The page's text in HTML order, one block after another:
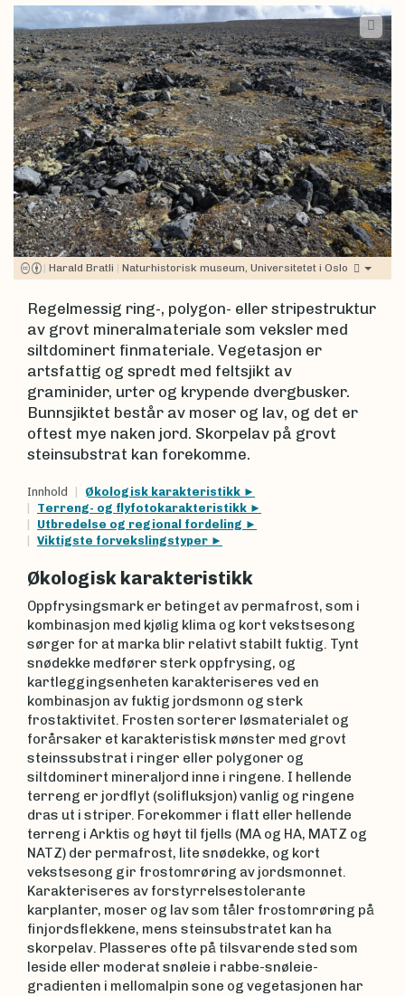
| Harald Bratli | Naturhistorisk museum, Universitetet i Oslo
Regelmessig ring-, polygon- eller stripestruktur
av grovt mineralmateriale som veksler med
siltdominert finmateriale. Vegetasjon er
artsfattig og spredt med feltsjikt av
graminider, urter og krypende dvergbusker.
Bunnsjiktet består av moser og lav, og det er
oftest mye naken jord. Skorpelav på grovt
steinsubstrat kan forekomme.
Innhold
Økologisk karakteristikk
Terreng- og flyfotokarakteristikk
Utbredelse og regional fordeling
Viktigste forvekslingstyper
Økologisk karakteristikk
Oppfrysingsmark er betinget av permafrost, som i
kombinasjon med kjølig klima og kort vekstsesong
sørger for at marka blir relativt stabilt fuktig. Tynt
snødekke medfører sterk oppfrysing, og
kartleggingsenheten karakteriseres ved en
kombinasjon av fuktig jordsmonn og sterk
frostaktivitet. Frosten sorterer løsmaterialet og
forårsaker et karakteristisk mønster med grovt
steinssubstrat i ringer eller polygoner og
siltdominert mineraljord inne i ringene. I hellende
terreng er jordflyt (solifluksjon) vanlig og ringene
dras ut i striper. Forekommer i flatt eller hellende
terreng i Arktis og høyt til fjells (MA og HA, MATZ og
NATZ) der permafrost, lite snødekke, og kort
vekstsesong gir frostomrøring av jordsmonnet.
Karakteriseres av forstyrrelsestolerante
karplanter, moser og lav som tåler frostomrøring på
finjordsflekkene, mens steinsubstratet kan ha
skorpelav. Plasseres ofte på tilsvarende sted som
leside eller moderat snøleie i rabbe-snøleie-
gradienten i mellomalpin sone og vegetasjonen har